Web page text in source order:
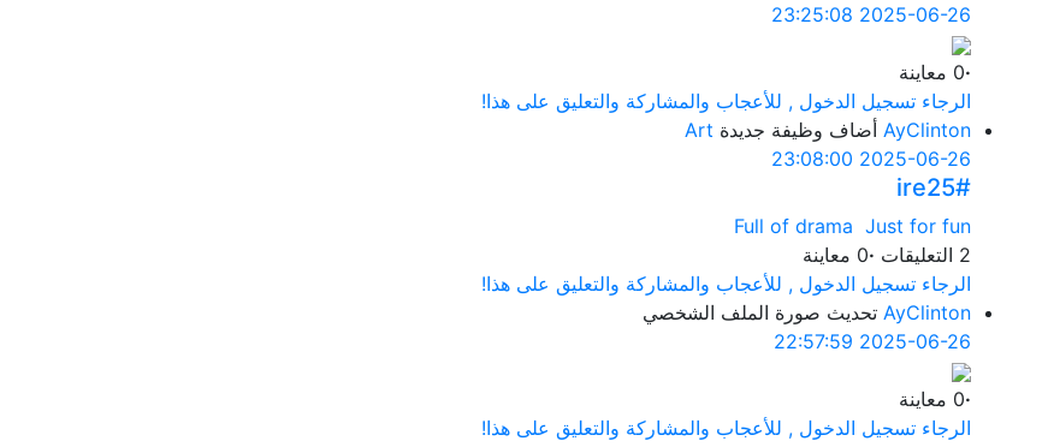
2025-06-26 23:25:08
·0 معاينة
الرجاء تسجيل الدخول , للأعجاب والمشاركة والتعليق على هذا!
AyClinton أضاف وظيفة جديدة Art
2025-06-26 23:08:00
#ire25
Full of drama Just for fun
2 التعليقات
·0 معاينة
الرجاء تسجيل الدخول , للأعجاب والمشاركة والتعليق على هذا!
AyClinton تحديث صورة الملف الشخصي
2025-06-26 22:57:59
·0 معاينة
الرجاء تسجيل الدخول , للأعجاب والمشاركة والتعليق على هذا!